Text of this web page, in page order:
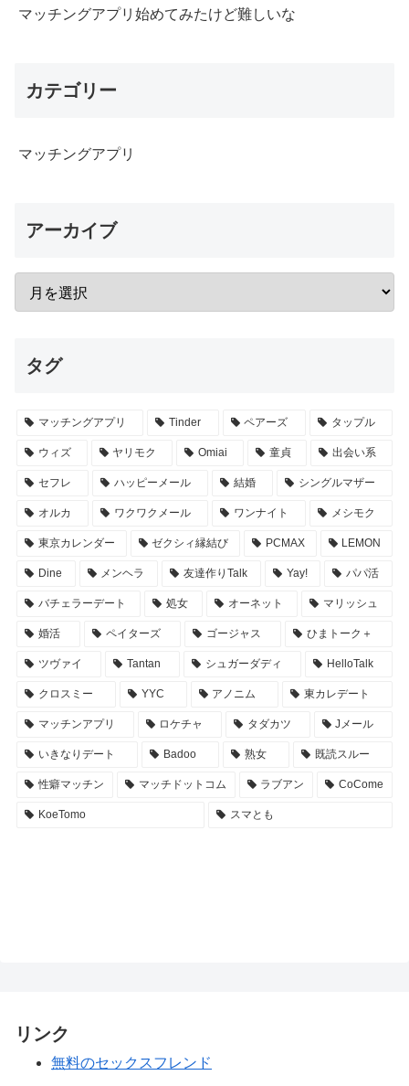
マッチングアプリ始めてみたけど難しいな
カテゴリー
マッチングアプリ
アーカイブ
タグ
マッチングアプリ Tinder ペアーズ タップル
ウィズ ヤリモク Omiai 童貞 出会い系
セフレ ハッピーメール 結婚 シングルマザー
オルカ ワクワクメール ワンナイト メシモク
東京カレンダー ゼクシィ縁結び PCMAX LEMON
Dine メンヘラ 友達作りTalk Yay! パパ活
バチェラーデート 処女 オーネット マリッシュ
婚活 ペイターズ ゴージャス ひまトーク＋
ツヴァイ Tantan シュガーダディ HelloTalk
クロスミー YYC アノニム 東カレデート
マッチンアプリ ロケチャ タダカツ Jメール
いきなりデート Badoo 熟女 既読スルー
性癖マッチン マッチドットコム ラブアン CoCome
KoeTomo スマとも
リンク
無料のセックスフレンド